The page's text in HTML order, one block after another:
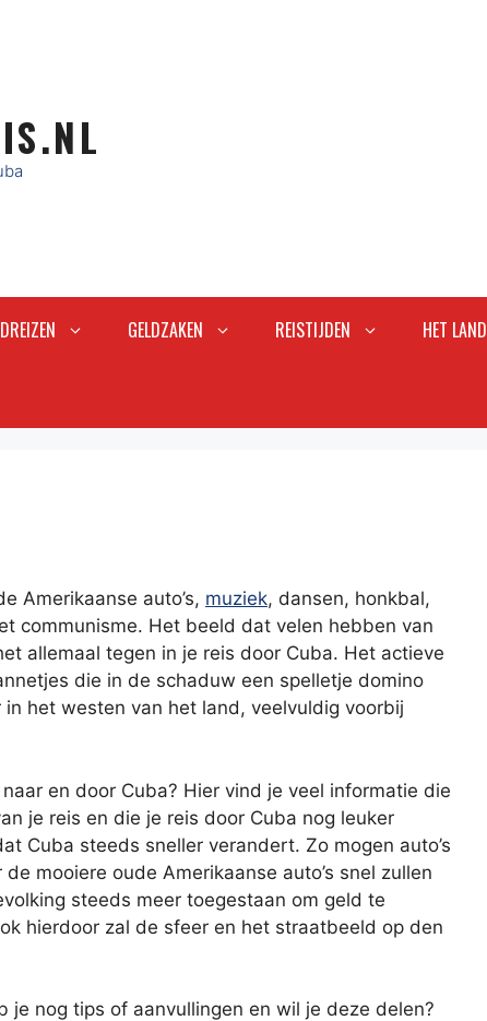
GELDZAKEN REISTIJDEN HET LAND
Amerikaanse auto’s, muziek, dansen, honkbal,
communisme. Het beeld dat velen hebben van
allemaal tegen in je reis door Cuba. Het actieve
die in de schaduw een spelletje domino
in het westen van het land, veelvuldig voorbij
en door Cuba? Hier vind je veel informatie die
je reis en die je reis door Cuba nog leuker
Cuba steeds sneller verandert. Zo mogen auto’s
mooiere oude Amerikaanse auto’s snel zullen
steeds meer toegestaan om geld te
hierdoor zal de sfeer en het straatbeeld op den
je nog tips of aanvullingen en wil je deze delen?